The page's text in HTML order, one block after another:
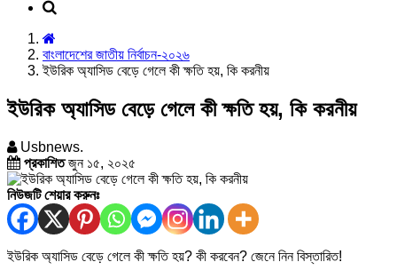
বাংলাদেশের জাতীয় নির্বাচন-২০২৬
ইউরিক অ্যাসিড বেড়ে গেলে কী ক্ষতি হয়, কি করনীয়
ইউরিক অ্যাসিড বেড়ে গেলে কী ক্ষতি হয়, কি করনীয়
Usbnews.
প্রকাশিতজুন ১৫, ২০২৫
নিউজটি শেয়ার করুনঃ
ইউরিক অ্যাসিড বেড়ে গেলে কী ক্ষতি হয়? কী করবেন? জেনে নিন বিস্তারিত!